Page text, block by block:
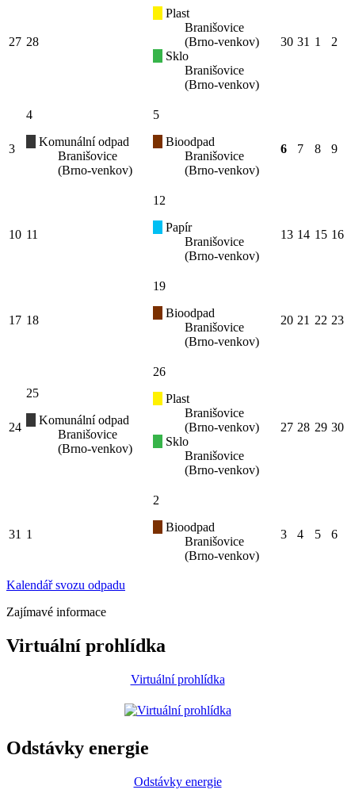
27 28
Plast
Branišovice
(Brno-venkov)
Sklo
Branišovice
(Brno-venkov)
30 31 1 2
3
4
Komunální odpad
Branišovice
(Brno-venkov)
5
Bioodpad
Branišovice
(Brno-venkov)
6 7 8 9
10 11
12
Papír
Branišovice
(Brno-venkov)
13 14 15 16
17 18
19
Bioodpad
Branišovice
(Brno-venkov)
20 21 22 23
24
25
Komunální odpad
Branišovice
(Brno-venkov)
26
Plast
Branišovice
(Brno-venkov)
Sklo
Branišovice
(Brno-venkov)
27 28 29 30
31 1
2
Bioodpad
Branišovice
(Brno-venkov)
3 4 5 6
Kalendář svozu odpadu
Zajímavé informace
Virtuální prohlídka
Virtuální prohlídka
Odstávky energie
Odstávky energie